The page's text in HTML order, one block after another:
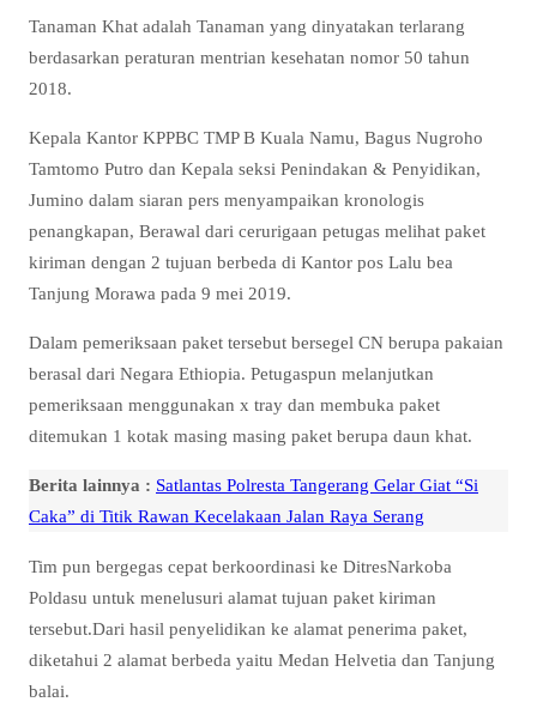
Tanaman Khat adalah Tanaman yang dinyatakan terlarang
berdasarkan peraturan mentrian kesehatan nomor 50 tahun
2018.
Kepala Kantor KPPBC TMP B Kuala Namu, Bagus Nugroho
Tamtomo Putro dan Kepala seksi Penindakan & Penyidikan,
Jumino dalam siaran pers menyampaikan kronologis
penangkapan, Berawal dari cerurigaan petugas melihat paket
kiriman dengan 2 tujuan berbeda di Kantor pos Lalu bea
Tanjung Morawa pada 9 mei 2019.
Dalam pemeriksaan paket tersebut bersegel CN berupa pakaian
berasal dari Negara Ethiopia. Petugaspun melanjutkan
pemeriksaan menggunakan x tray dan membuka paket
ditemukan 1 kotak masing masing paket berupa daun khat.
Berita lainnya : Satlantas Polresta Tangerang Gelar Giat “Si
Caka” di Titik Rawan Kecelakaan Jalan Raya Serang
Tim pun bergegas cepat berkoordinasi ke DitresNarkoba
Poldasu untuk menelusuri alamat tujuan paket kiriman
tersebut.Dari hasil penyelidikan ke alamat penerima paket,
diketahui 2 alamat berbeda yaitu Medan Helvetia dan Tanjung
balai.